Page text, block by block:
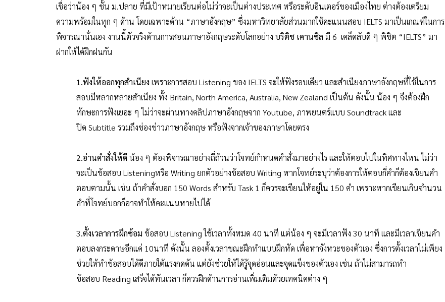
เชื่อว่าน้อง ๆ ชั้น ม.ปลาย ที่มีเป้าหมายเรียนต่อไม่ว่าจะเป็นต่างประเทศ หรือระดับอินเตอร์ของเมืองไทย ต่างต้องเตรียม
ความพร้อมในทุก ๆ ด้าน โดยเฉพาะด้าน “ภาษาอังกฤษ” ซึ่งมหาวิทยาลัยส่วนมากใช้คะแนนสอบ IELTS มาเป็นเกณฑ์ในการ
พิจารณานั่นเอง งานนี้ตัวจริงด้านการสอนภาษาอังกฤษระดับโลกอย่าง บริติช เคานซิล มี 6 เคล็ดลับดี ๆ พิชิต “IELTS” มา
ฝากให้ได้ฝึกฝนกัน
1.ฟังให้ออกทุกสำเนียง เพราะการสอบ Listening ของ IELTS จะให้ฟังรอบเดียว และสำเนียงภาษาอังกฤษที่ใช้ในการ
สอบมีหลากหลายสำเนียง ทั้ง Britain, North America, Australia, New Zealand เป็นต้น ดังนั้น น้อง ๆ จึงต้องฝึก
ทักษะการฟังเยอะ ๆ ไม่ว่าจะผ่านทางคลิปภาษาอังกฤษจาก Youtube, ภาพยนตร์แบบ Soundtrack และ
ปิด Subtitle รวมถึงช่องข่าวภาษาอังกฤษ หรือฟังจากเจ้าของภาษาโดยตรง
2.อ่านคำสั่งให้ดีน้อง ๆ ต้องพิจารณาอย่างถี่ถ้วนว่าโจทย์กำหนดคำสั่งมาอย่างไร และให้ตอบไปในทิศทางไหน ไม่ว่า
จะเป็นข้อสอบ Listeningหรือ Writing ยกตัวอย่างข้อสอบ Writing หากโจทย์ระบุว่าต้องการให้ตอบกี่คำก็ต้องเขียนคำ
ตอบตามนั้น เช่น ถ้าคำสั่งบอก 150 Words สำหรับ Task 1 ก็ควรจะเขียนให้อยู่ใน 150 คำ เพราะหากเขียนเกินจำนวน
คำที่โจทย์บอกก็อาจทำให้คะแนนหายไปได้
3.ตั้งเวลาการฝึกซ้อม ข้อสอบ Listening ใช้เวลาทั้งหมด 40 นาที แต่น้อง ๆ จะมีเวลาฟัง 30 นาที และมีเวลาเขียนคำ
ตอบลงกระดาษอีกแค่ 10นาที ดังนั้น ลองตั้งเวลาขณะฝึกทำแบบฝึกหัด เพื่อหาจังหวะของตัวเอง ซึ่งการตั้งเวลาไม่เพียง
ช่วยให้ทำข้อสอบได้ดีภายใต้แรงกดดัน แต่ยังช่วยให้ได้รู้จุดอ่อนและจุดแข็งของตัวเอง เช่น ถ้าไม่สามารถทำ
ข้อสอบ Reading เสร็จได้ทันเวลา ก็ควรฝึกด้านการอ่านเพิ่มเติมด้วยเทคนิคต่าง ๆ